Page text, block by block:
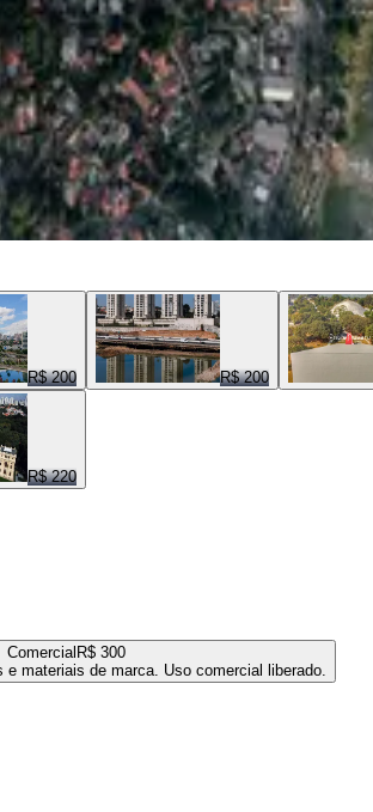
R$ 200 R$ 200
R$ 220
Comercial R$ 300
materiais de marca. Uso comercial liberado.